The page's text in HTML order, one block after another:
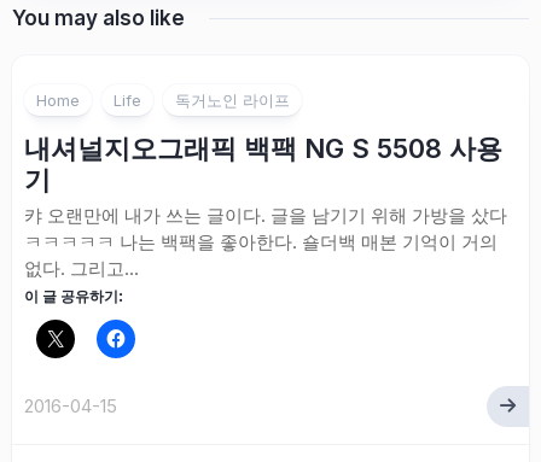
You may also like
Home Life 독거노인 라이프
내셔널지오그래픽 백팩 NG S 5508 사용
기
캬 오랜만에 내가 쓰는 글이다. 글을 남기기 위해 가방을 샀다
ㅋㅋㅋㅋㅋ 나는 백팩을 좋아한다. 숄더백 매본 기억이 거의
없다. 그리고...
이 글 공유하기:
2016-04-15